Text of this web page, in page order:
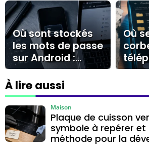
pratique pour une
navigation fluide
et privée
Où sont stockés
les mots de passe
sur Android :
Google, Samsung
Pass ou stockage
local ?
Où
À lire aussi
Plaque de cuisson
symbole à repérer et
méthode pour la
Maison